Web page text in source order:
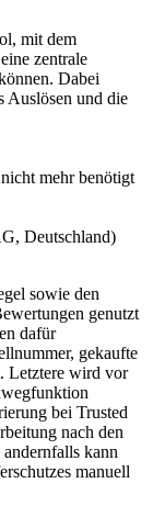
mit dem
zentrale
Dabei
Auslösen und die
mehr benötigt
Deutschland)
sowie den
genutzt
dafür
gekaufte
Letztere wird vor
bei Trusted
nach den
kann
manuell